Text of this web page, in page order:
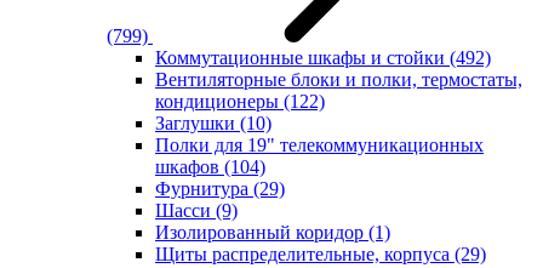
(799)
Коммутационные шкафы и стойки (492)
Вентиляторные блоки и полки, термостаты,
кондиционеры (122)
Заглушки (10)
Полки для 19" телекоммуникационных
шкафов (104)
Фурнитура (29)
Шасси (9)
Изолированный коридор (1)
Щиты распределительные, корпуса (29)